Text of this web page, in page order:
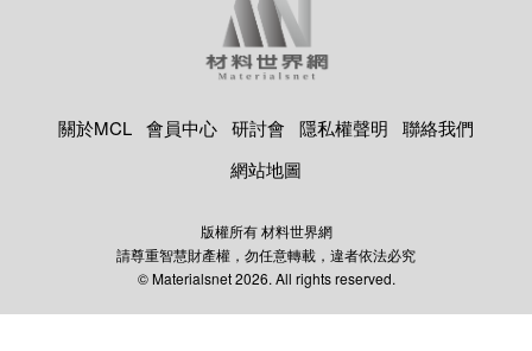
關於MCL 會員中心 研討會 隱私權聲明
聯絡我們
網站地圖
版權所有 材料世界網
請尊重智慧財產權，勿任意轉載，違者依法必究
© Materialsnet 2026. All rights reserved.